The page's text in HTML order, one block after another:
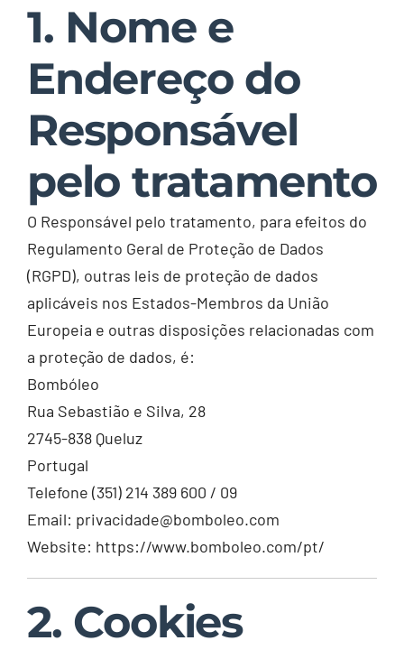
1. Nome e
Endereço do
Responsável
pelo tratamento
O Responsável pelo tratamento, para efeitos do
Regulamento Geral de Proteção de Dados
(RGPD), outras leis de proteção de dados
aplicáveis nos Estados-Membros da União
Europeia e outras disposições relacionadas com
a proteção de dados, é:
Bombóleo
Rua Sebastião e Silva, 28
2745-838 Queluz
Portugal
Telefone (351) 214 389 600 / 09
Email: privacidade@bomboleo.com
Website: https://www.bomboleo.com/pt/
2. Cookies